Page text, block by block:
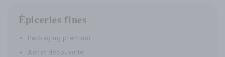
Épiceries fines
Packaging premium
Achat découverte